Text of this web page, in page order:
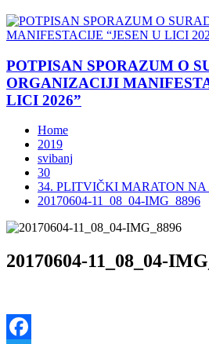
POTPISAN SPORAZUM O
ORGANIZACIJI
LICI 2026”
Home
2019
svibanj
30
34. PLITVIČKI MARATON NA
20170604-11_08_04-IMG_8896
20170604-11_08_04-